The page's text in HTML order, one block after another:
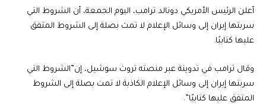
أعلن الرئيس الأمريكي دونالد ترامب، اليوم الجمعة، أن الشروط التي
سربتها إيران إلى وسائل الإعلام لا تمت بصلة إلى الشروط المتفق
عليها كتابيًا.
وقال ترامب في تدوينة عبر منصته تروث سوشيل، إن”الشروط التي
سربتها إيران إلى وسائل الإعلام الكاذبة لا تمت بصلة إلى الشروط
المتفق عليها كتابيًا”.